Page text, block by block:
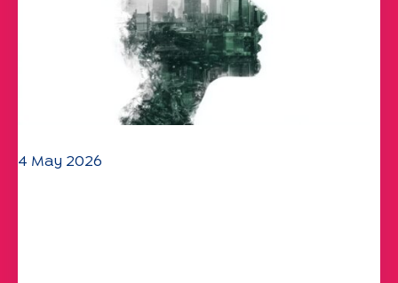
4 May 2026